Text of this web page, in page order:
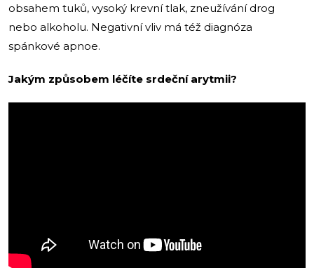
obsahem tuků, vysoký krevní tlak, zneužívání drog
nebo alkoholu. Negativní vliv má též diagnóza
spánkové apnoe.
Jakým způsobem léčíte srdeční arytmii?